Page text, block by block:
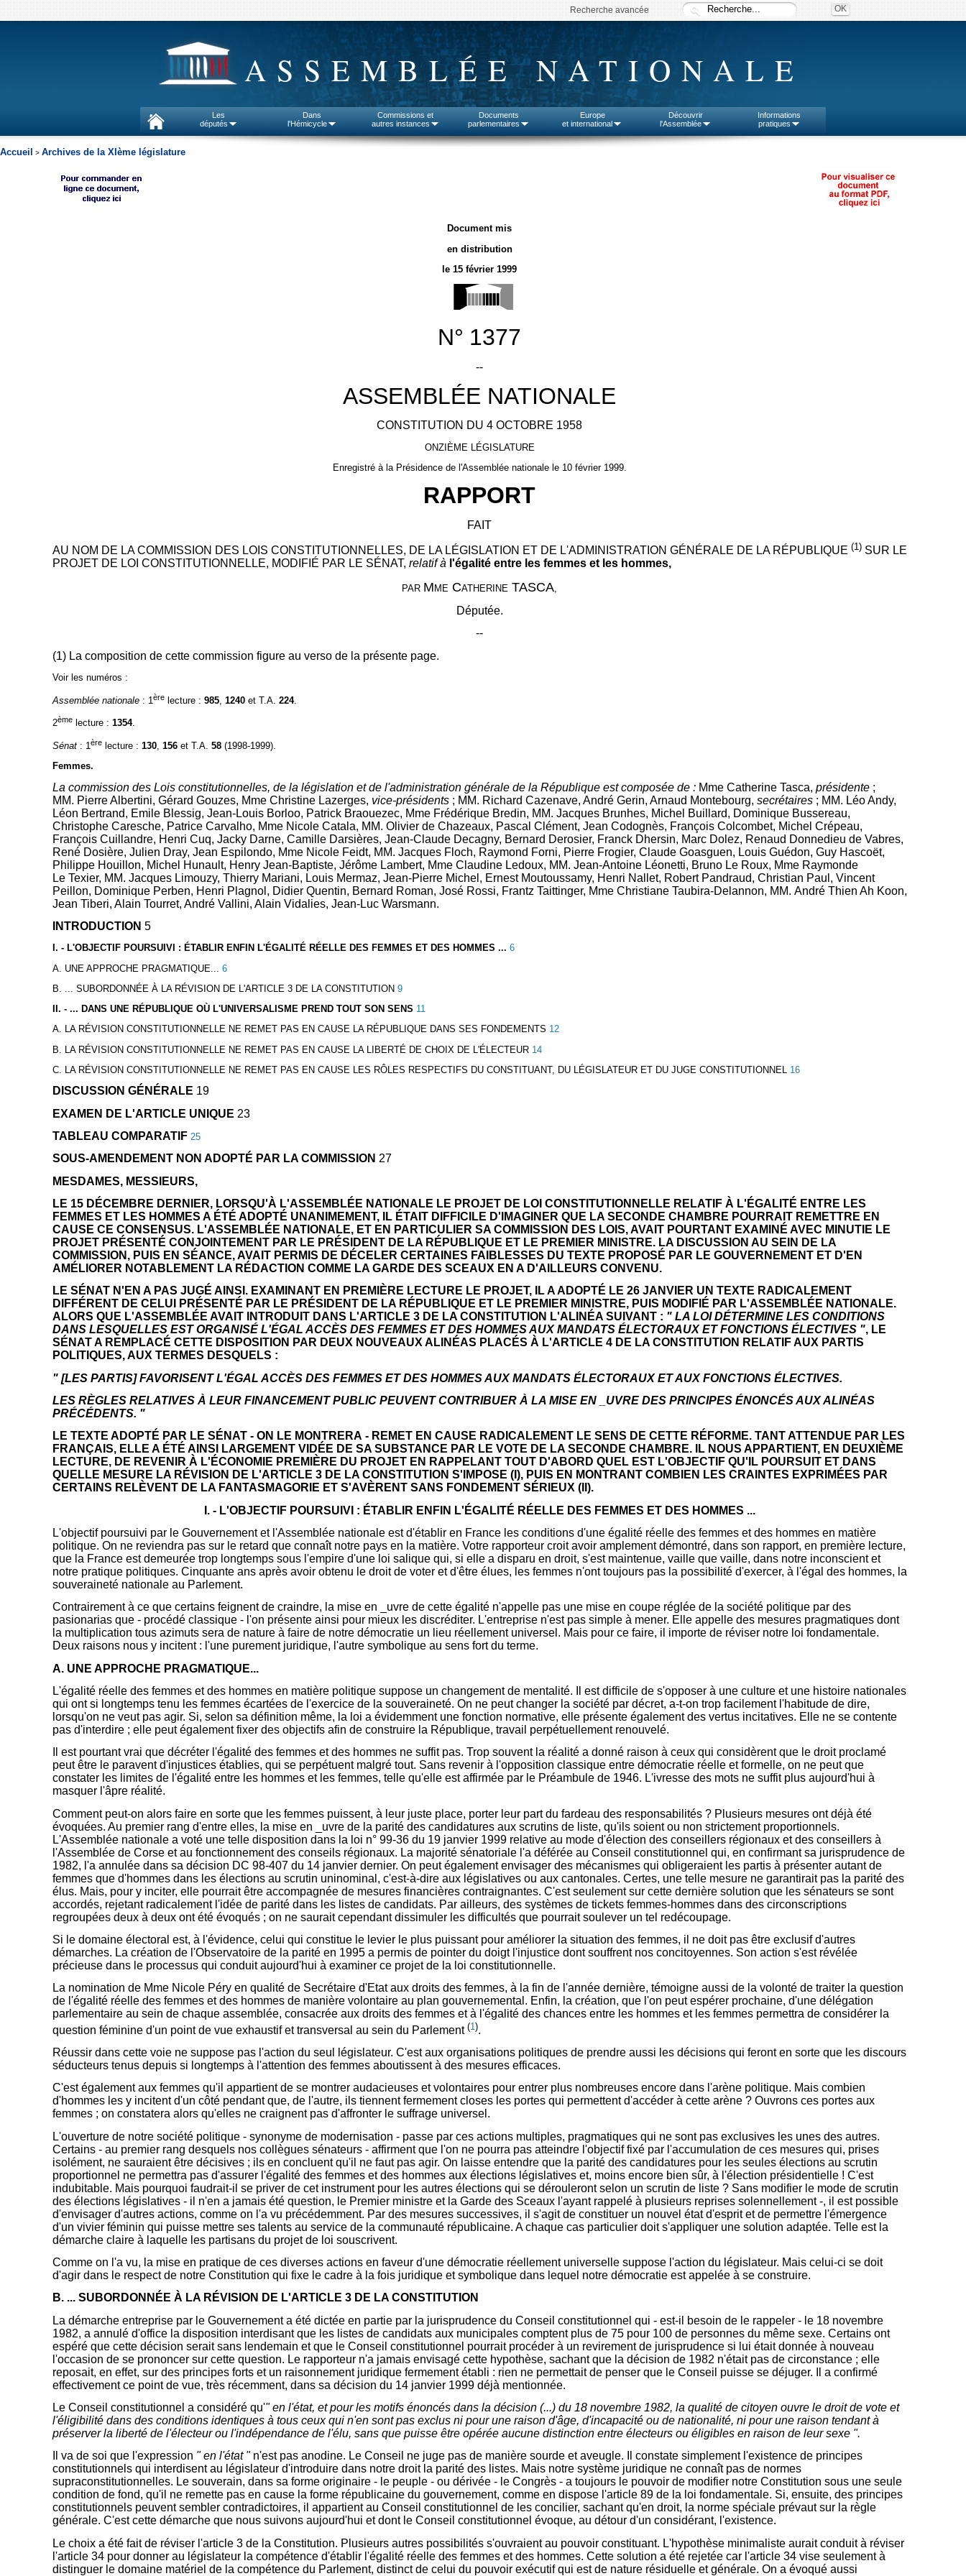
Recherche avancée
ASSEMBLÉE NATIONALE
Les
députés
Dans
l'Hémicycle
Commissions et
autres instances
Documents
parlementaires
Europe
et international
Découvrir
l'Assemblée
Informations
pratiques
Accueil > Archives de la XIème législature
Document mis
en distribution
le 15 février 1999
N° 1377
--
ASSEMBLÉE NATIONALE
CONSTITUTION DU 4 OCTOBRE 1958
ONZIÈME LÉGISLATURE
Enregistré à la Présidence de l'Assemblée nationale le 10 février 1999.
RAPPORT
FAIT
AU NOM DE LA COMMISSION DES LOIS CONSTITUTIONNELLES, DE LA LÉGISLATION ET DE L'ADMINISTRATION GÉNÉRALE DE LA RÉPUBLIQUE (1)SUR LE
PROJET DE LOI CONSTITUTIONNELLE, MODIFIÉ PAR LE SÉNAT, relatif à l'égalité entre les femmes et les hommes,
PAR MME CATHERINE TASCA
Députée.
--
(1) La composition de cette commission figure au verso de la présente page.
Voir les numéros :
Assemblée nationale: 1èrelecture : 985, 1240et T.A. 224.
2èmelecture : 1354.
Sénat: 1 èrelecture : 130, 156et T.A. 58 (1998-1999).
Femmes.
La commission des Lois constitutionnelles, de la législation et de l'administration générale de la République est composée de :Mme Catherine Tasca, présidente ;
MM. Pierre Albertini, Gérard Gouzes, Mme Christine Lazerges, vice-présidents; MM. Richard Cazenave, André Gerin, Arnaud Montebourg, secrétaires; MM. Léo Andy,
Léon Bertrand, Emile Blessig, Jean-Louis Borloo, Patrick Braouezec, Mme Frédérique Bredin, MM. Jacques Brunhes, Michel Buillard, Dominique Bussereau,
Christophe Caresche, Patrice Carvalho, Mme Nicole Catala, MM. Olivier de Chazeaux, Pascal Clément, Jean Codognès, François Colcombet, Michel Crépeau,
François Cuillandre, Henri Cuq, Jacky Darne, Camille Darsières, Jean-Claude Decagny, Bernard Derosier, Franck Dhersin, Marc Dolez, Renaud Donnedieu de Vabres,
René Dosière, Julien Dray, Jean Espilondo, Mme Nicole Feidt, MM. Jacques Floch, Raymond Forni, Pierre Frogier, Claude Goasguen, Louis Guédon, Guy Hascoët,
Philippe Houillon, Michel Hunault, Henry Jean-Baptiste, Jérôme Lambert, Mme Claudine Ledoux, MM. Jean-Antoine Léonetti, Bruno Le Roux, Mme Raymonde
Le Texier, MM. Jacques Limouzy, Thierry Mariani, Louis Mermaz, Jean-Pierre Michel, Ernest Moutoussamy, Henri Nallet, Robert Pandraud, Christian Paul, Vincent
Peillon, Dominique Perben, Henri Plagnol, Didier Quentin, Bernard Roman, José Rossi, Frantz Taittinger, Mme Christiane Taubira-Delannon, MM. André Thien Ah Koon,
Jean Tiberi, Alain Tourret, André Vallini, Alain Vidalies, Jean-Luc Warsmann.
INTRODUCTION 5
I. - L'OBJECTIF POURSUIVI : ÉTABLIR ENFIN L'ÉGALITÉ RÉELLE DES FEMMES ET DES HOMMES ... 6
A. UNE APPROCHE PRAGMATIQUE...
6
B. ... SUBORDONNÉE À LA RÉVISION DE L'ARTICLE 3 DE LA CONSTITUTION 9
II. - ... DANS UNE RÉPUBLIQUE OÙ L'UNIVERSALISME PREND TOUT SON SENS 11
A. LA RÉVISION CONSTITUTIONNELLE NE REMET PAS EN CAUSE LA RÉPUBLIQUE DANS SES FONDEMENTS 12
B. LA RÉVISION CONSTITUTIONNELLE NE REMET PAS EN CAUSE LA LIBERTÉ DE CHOIX DE L'ÉLECTEUR 14
C. LA RÉVISION CONSTITUTIONNELLE NE REMET PAS EN CAUSE LES RÔLES RESPECTIFS DU CONSTITUANT, DU LÉGISLATEUR ET DU JUGE CONSTITUTIONNEL 16
DISCUSSION GÉNÉRALE 19
EXAMEN DE L'ARTICLE UNIQUE 23
TABLEAU COMPARATIF 25
SOUS-AMENDEMENT NON ADOPTÉ PAR LA COMMISSION 27
MESDAMES, MESSIEURS,
LE 15 DÉCEMBRE DERNIER, LORSQU'À L'ASSEMBLÉE NATIONALE LE PROJET DE LOI CONSTITUTIONNELLE RELATIF À L'ÉGALITÉ ENTRE LES
FEMMES ET LES HOMMES A ÉTÉ ADOPTÉ UNANIMEMENT, IL ÉTAIT DIFFICILE D'IMAGINER QUE LA SECONDE CHAMBRE POURRAIT REMETTRE EN
CAUSE CE CONSENSUS. L'ASSEMBLÉE NATIONALE, ET EN PARTICULIER SA COMMISSION DES LOIS, AVAIT POURTANT EXAMINÉ AVEC MINUTIE LE
PROJET PRÉSENTÉ CONJOINTEMENT PAR LE PRÉSIDENT DE LA RÉPUBLIQUE ET LE PREMIER MINISTRE. LA DISCUSSION AU SEIN DE LA
COMMISSION, PUIS EN SÉANCE, AVAIT PERMIS DE DÉCELER CERTAINES FAIBLESSES DU TEXTE PROPOSÉ PAR LE GOUVERNEMENT ET D'EN
AMÉLIORER NOTABLEMENT LA RÉDACTION COMME LA GARDE DES SCEAUX EN A D'AILLEURS CONVENU.
LE SÉNAT N'EN A PAS JUGÉ AINSI. EXAMINANT EN PREMIÈRE LECTURE LE PROJET, IL A ADOPTÉ LE 26 JANVIER UN TEXTE RADICALEMENT
DIFFÉRENT DE CELUI PRÉSENTÉ PAR LE PRÉSIDENT DE LA RÉPUBLIQUE ET LE PREMIER MINISTRE, PUIS MODIFIÉ PAR L'ASSEMBLÉE NATIONALE.
ALORS QUE L'ASSEMBLÉE AVAIT INTRODUIT DANS L'ARTICLE 3 DE LA CONSTITUTION L'ALINÉA SUIVANT : " LA LOI DÉTERMINE LES CONDITIONS
DANS LESQUELLES EST ORGANISÉ L'ÉGAL ACCÈS DES FEMMES ET DES HOMMES AUX MANDATS ÉLECTORAUX ET FONCTIONS ÉLECTIVES ", LE
SÉNAT A REMPLACÉ CETTE DISPOSITION PAR DEUX NOUVEAUX ALINÉAS PLACÉS À L'ARTICLE 4 DE LA CONSTITUTION RELATIF AUX PARTIS
POLITIQUES, AUX TERMES DESQUELS :
" [LES PARTIS] FAVORISENT L'ÉGAL ACCÈS DES FEMMES ET DES HOMMES AUX MANDATS ÉLECTORAUX ET AUX FONCTIONS ÉLECTIVES.
LES RÈGLES RELATIVES À LEUR FINANCEMENT PUBLIC PEUVENT CONTRIBUER À LA MISE EN _UVRE DES PRINCIPES ÉNONCÉS AUX ALINÉAS
PRÉCÉDENTS. "
LE TEXTE ADOPTÉ PAR LE SÉNAT - ON LE MONTRERA - REMET EN CAUSE RADICALEMENT LE SENS DE CETTE RÉFORME. TANT ATTENDUE PAR LES
FRANÇAIS, ELLE A ÉTÉ AINSI LARGEMENT VIDÉE DE SA SUBSTANCE PAR LE VOTE DE LA SECONDE CHAMBRE. IL NOUS APPARTIENT, EN DEUXIÈME
LECTURE, DE REVENIR À L'ÉCONOMIE PREMIÈRE DU PROJET EN RAPPELANT TOUT D'ABORD QUEL EST L'OBJECTIF QU'IL POURSUIT ET DANS
QUELLE MESURE LA RÉVISION DE L'ARTICLE 3 DE LA CONSTITUTION S'IMPOSE (I), PUIS EN MONTRANT COMBIEN LES CRAINTES EXPRIMÉES PAR
CERTAINS RELÈVENT DE LA FANTASMAGORIE ET S'AVÈRENT SANS FONDEMENT SÉRIEUX (II).
I. - L'OBJECTIF POURSUIVI : ÉTABLIR ENFIN L'ÉGALITÉ RÉELLE DES FEMMES ET DES HOMMES ...
L'objectif poursuivi par le Gouvernement et l'Assemblée nationale est d'établir en France les conditions d'une égalité réelle des femmes et des hommes en matière
politique. On ne reviendra pas sur le retard que connaît notre pays en la matière. Votre rapporteur croit avoir amplement démontré, dans son rapport, en première lecture,
que la France est demeurée trop longtemps sous l'empire d'une loi salique qui, si elle a disparu en droit, s'est maintenue, vaille que vaille, dans notre inconscient et
notre pratique politiques. Cinquante ans après avoir obtenu le droit de voter et d'être élues, les femmes n'ont toujours pas la possibilité d'exercer, à l'égal des hommes, la
souveraineté nationale au Parlement.
Contrairement à ce que certains feignent de craindre, la mise en _uvre de cette égalité n'appelle pas une mise en coupe réglée de la société politique par des
pasionarias que - procédé classique - l'on présente ainsi pour mieux les discréditer. L'entreprise n'est pas simple à mener. Elle appelle des mesures pragmatiques dont
la multiplication tous azimuts sera de nature à faire de notre démocratie un lieu réellement universel. Mais pour ce faire, il importe de réviser notre loi fondamentale.
Deux raisons nous y incitent : l'une purement juridique, l'autre symbolique au sens fort du terme.
A. UNE APPROCHE PRAGMATIQUE...
L'égalité réelle des femmes et des hommes en matière politique suppose un changement de mentalité. Il est difficile de s'opposer à une culture et une histoire nationales
qui ont si longtemps tenu les femmes écartées de l'exercice de la souveraineté. On ne peut changer la société par décret, a-t-on trop facilement l'habitude de dire,
lorsqu'on ne veut pas agir. Si, selon sa définition même, la loi a évidemment une fonction normative, elle présente également des vertus incitatives. Elle ne se contente
pas d'interdire ; elle peut également fixer des objectifs afin de construire la République, travail perpétuellement renouvelé.
Il est pourtant vrai que décréter l'égalité des femmes et des hommes ne suffit pas. Trop souvent la réalité a donné raison à ceux qui considèrent que le droit proclamé
peut être le paravent d'injustices établies, qui se perpétuent malgré tout. Sans revenir à l'opposition classique entre démocratie réelle et formelle, on ne peut que
constater les limites de l'égalité entre les hommes et les femmes, telle qu'elle est affirmée par le Préambule de 1946. L'ivresse des mots ne suffit plus aujourd'hui à
masquer l'âpre réalité.
Comment peut-on alors faire en sorte que les femmes puissent, à leur juste place, porter leur part du fardeau des responsabilités ? Plusieurs mesures ont déjà été
évoquées. Au premier rang d'entre elles, la mise en _uvre de la parité des candidatures aux scrutins de liste, qu'ils soient ou non strictement proportionnels.
L'Assemblée nationale a voté une telle disposition dans la loi n° 99-36 du 19 janvier 1999 relative au mode d'élection des conseillers régionaux et des conseillers à
l'Assemblée de Corse et au fonctionnement des conseils régionaux. La majorité sénatoriale l'a déférée au Conseil constitutionnel qui, en confirmant sa jurisprudence de
1982, l'a annulée dans sa décision DC 98-407 du 14 janvier dernier. On peut également envisager des mécanismes qui obligeraient les partis à présenter autant de
femmes que d'hommes dans les élections au scrutin uninominal, c'est-à-dire aux législatives ou aux cantonales. Certes, une telle mesure ne garantirait pas la parité des
élus. Mais, pour y inciter, elle pourrait être accompagnée de mesures financières contraignantes. C'est seulement sur cette dernière solution que les sénateurs se sont
accordés, rejetant radicalement l'idée de parité dans les listes de candidats. Par ailleurs, des systèmes de tickets femmes-hommes dans des circonscriptions
regroupées deux à deux ont été évoqués ; on ne saurait cependant dissimuler les difficultés que pourrait soulever un tel redécoupage.
Si le domaine électoral est, à l'évidence, celui qui constitue le levier le plus puissant pour améliorer la situation des femmes, il ne doit pas être exclusif d'autres
démarches. La création de l'Observatoire de la parité en 1995 a permis de pointer du doigt l'injustice dont souffrent nos concitoyennes. Son action s'est révélée
précieuse dans le processus qui conduit aujourd'hui à examiner ce projet de la loi constitutionnelle.
La nomination de Mme Nicole Péry en qualité de Secrétaire d'Etat aux droits des femmes, à la fin de l'année dernière, témoigne aussi de la volonté de traiter la question
de l'égalité réelle des femmes et des hommes de manière volontaire au plan gouvernemental. Enfin, la création, que l'on peut espérer prochaine, d'une délégation
parlementaire au sein de chaque assemblée, consacrée aux droits des femmes et à l'égalité des chances entre les hommes et les femmes permettra de considérer la
question féminine d'un point de vue exhaustif et transversal au sein du Parlement (1).
Réussir dans cette voie ne suppose pas l'action du seul législateur. C'est aux organisations politiques de prendre aussi les décisions qui feront en sorte que les discours
séducteurs tenus depuis si longtemps à l'attention des femmes aboutissent à des mesures efficaces.
C'est également aux femmes qu'il appartient de se montrer audacieuses et volontaires pour entrer plus nombreuses encore dans l'arène politique. Mais combien
d'hommes les y incitent d'un côté pendant que, de l'autre, ils tiennent fermement closes les portes qui permettent d'accéder à cette arène ? Ouvrons ces portes aux
femmes ; on constatera alors qu'elles ne craignent pas d'affronter le suffrage universel.
L'ouverture de notre société politique - synonyme de modernisation - passe par ces actions multiples, pragmatiques qui ne sont pas exclusives les unes des autres.
Certains - au premier rang desquels nos collègues sénateurs - affirment que l'on ne pourra pas atteindre l'objectif fixé par l'accumulation de ces mesures qui, prises
isolément, ne sauraient être décisives ; ils en concluent qu'il ne faut pas agir. On laisse entendre que la parité des candidatures pour les seules élections au scrutin
proportionnel ne permettra pas d'assurer l'égalité des femmes et des hommes aux élections législatives et, moins encore bien sûr, à l'élection présidentielle ! C'est
indubitable. Mais pourquoi faudrait-il se priver de cet instrument pour les autres élections qui se dérouleront selon un scrutin de liste ? Sans modifier le mode de scrutin
des élections législatives - il n'en a jamais été question, le Premier ministre et la Garde des Sceaux l'ayant rappelé à plusieurs reprises solennellement -, il est possible
d'envisager d'autres actions, comme on l'a vu précédemment. Par des mesures successives, il s'agit de constituer un nouvel état d'esprit et de permettre l'émergence
d'un vivier féminin qui puisse mettre ses talents au service de la communauté républicaine. A chaque cas particulier doit s'appliquer une solution adaptée. Telle est la
démarche claire à laquelle les partisans du projet de loi souscrivent.
Comme on l'a vu, la mise en pratique de ces diverses actions en faveur d'une démocratie réellement universelle suppose l'action du législateur. Mais celui-ci se doit
d'agir dans le respect de notre Constitution qui fixe le cadre à la fois juridique et symbolique dans lequel notre démocratie est appelée à se construire.
B. ... SUBORDONNÉE À LA RÉVISION DE L'ARTICLE 3 DE LA CONSTITUTION
La démarche entreprise par le Gouvernement a été dictée en partie par la jurisprudence du Conseil constitutionnel qui - est-il besoin de le rappeler - le 18 novembre
1982, a annulé d'office la disposition interdisant que les listes de candidats aux municipales comptent plus de 75 pour 100 de personnes du même sexe. Certains ont
espéré que cette décision serait sans lendemain et que le Conseil constitutionnel pourrait procéder à un revirement de jurisprudence si lui était donnée à nouveau
l'occasion de se prononcer sur cette question. Le rapporteur n'a jamais envisagé cette hypothèse, sachant que la décision de 1982 n'était pas de circonstance ; elle
reposait, en effet, sur des principes forts et un raisonnement juridique fermement établi : rien ne permettait de penser que le Conseil puisse se déjuger. Il a confirmé
effectivement ce point de vue, très récemment, dans sa décision du 14 janvier 1999 déjà mentionnée.
Le Conseil constitutionnel a considéré qu'" en l'état, et pour les motifs énoncés dans la décision (...) du 18 novembre 1982, la qualité de citoyen ouvre le droit de vote et
l'éligibilité dans des conditions identiques à tous ceux qui n'en sont pas exclus ni pour une raison d'âge, d'incapacité ou de nationalité, ni pour une raison tendant à
préserver la liberté de l'électeur ou l'indépendance de l'élu, sans que puisse être opérée aucune distinction entre électeurs ou éligibles en raison de leur sexe ".
Il va de soi que l'expression " en l'état "n'est pas anodine. Le Conseil ne juge pas de manière sourde et aveugle. Il constate simplement l'existence de principes
constitutionnels qui interdisent au législateur d'introduire dans notre droit la parité des listes. Mais notre système juridique ne connaît pas de normes
supraconstitutionnelles. Le souverain, dans sa forme originaire - le peuple - ou dérivée - le Congrès - a toujours le pouvoir de modifier notre Constitution sous une seule
condition de fond, qu'il ne remette pas en cause la forme républicaine du gouvernement, comme en dispose l'article 89 de la loi fondamentale. Si, ensuite, des principes
constitutionnels peuvent sembler contradictoires, il appartient au Conseil constitutionnel de les concilier, sachant qu'en droit, la norme spéciale prévaut sur la règle
générale. C'est cette démarche que nous suivons aujourd'hui et dont le Conseil constitutionnel évoque, au détour d'un considérant, l'existence.
Le choix a été fait de réviser l'article 3 de la Constitution. Plusieurs autres possibilités s'ouvraient au pouvoir constituant. L'hypothèse minimaliste aurait conduit à réviser
l'article 34 pour donner au législateur la compétence d'établir l'égalité réelle des femmes et des hommes. Cette solution a été rejetée car l'article 34 vise seulement à
distinguer le domaine matériel de la compétence du Parlement, distinct de celui du pouvoir exécutif qui est de nature résiduelle et générale. On a évoqué aussi